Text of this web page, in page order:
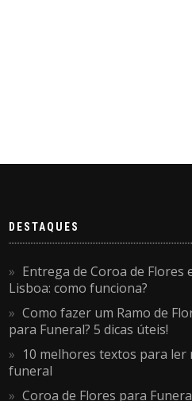
DESTAQUES
Entrega de Coroa de Flores
Lisboa: como funciona?
Como fazer um Ramo de
para Funeral? 5 dicas úteis!
10 melhores textos para ler
funeral
Coroa de Flores para